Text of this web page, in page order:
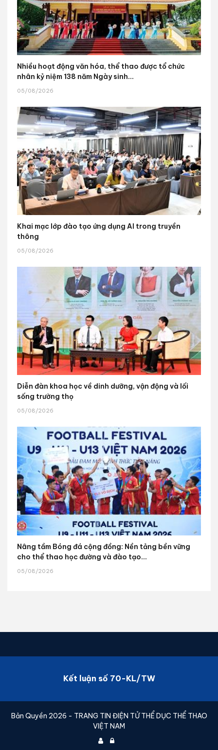
Nhiều hoạt động văn hóa, thể thao được tổ chức
nhân kỷ niệm 138 năm Ngày sinh...
05/08/2026
Khai mạc lớp đào tạo ứng dụng AI trong truyền
thông
05/08/2026
Diễn đàn khoa học về dinh dưỡng, vận động và lối
sống trường thọ
05/08/2026
Nâng tầm Bóng đá cộng đồng: Nền tảng bền vững
cho thể thao học đường và đào tạo...
05/08/2026
Kết luận số 70-KL/TW
Bản Quyền 2026 - TRANG TIN ĐIỆN TỬ THỂ DỤC THỂ THAO
VIỆT NAM